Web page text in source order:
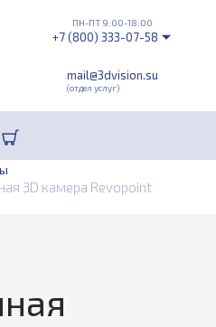
mail@3dvision.su
(отдел услуг)
ПН-ПТ 9:00-18:00
+7 (800) 333-07-58
3D камера Revopoint